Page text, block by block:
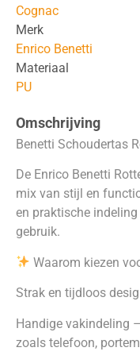
Cognac
Merk
Enrico Benetti
Materiaal
PU
Omschrijving
Benetti Schoudertas
De Enrico Benetti
mix van stijl en
en praktische
gebruik.
Waarom kiezen
Strak en tijdloos
Handige vakindeling
zoals telefoon,